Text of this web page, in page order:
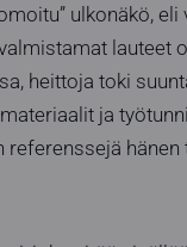
ulkonäkö,
lauteet
heittoja toki
ja